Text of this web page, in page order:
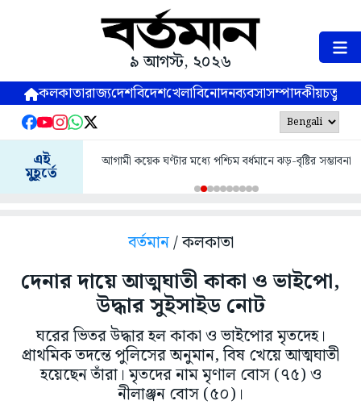
৯ আগস্ট, ২০২৬
কলকাতারাজ্যদেশবিদেশখেলাবিনোদনব্যবসাসম্পাদকীয়
এই
মুহূর্তে
আগামী কয়েক ঘণ্টার মধ্যে পশ্চিম বর্ধমানে ঝড়-বৃষ্টির সম্ভাবনা
বর্তমান/ কলকাতা
দেনার দায়ে আত্মঘাতী কাকা ও ভাইপো,
উদ্ধার সুইসাইড নোট
ঘরের ভিতর উদ্ধার হল কাকা ও ভাইপোর মৃতদেহ।
প্রাথমিক তদন্তে পুলিসের অনুমান, বিষ খেয়ে আত্মঘাতী
হয়েছেন তাঁরা। মৃতদের নাম মৃণাল বোস (৭৫) ও
নীলাঞ্জন বোস (৫০)।